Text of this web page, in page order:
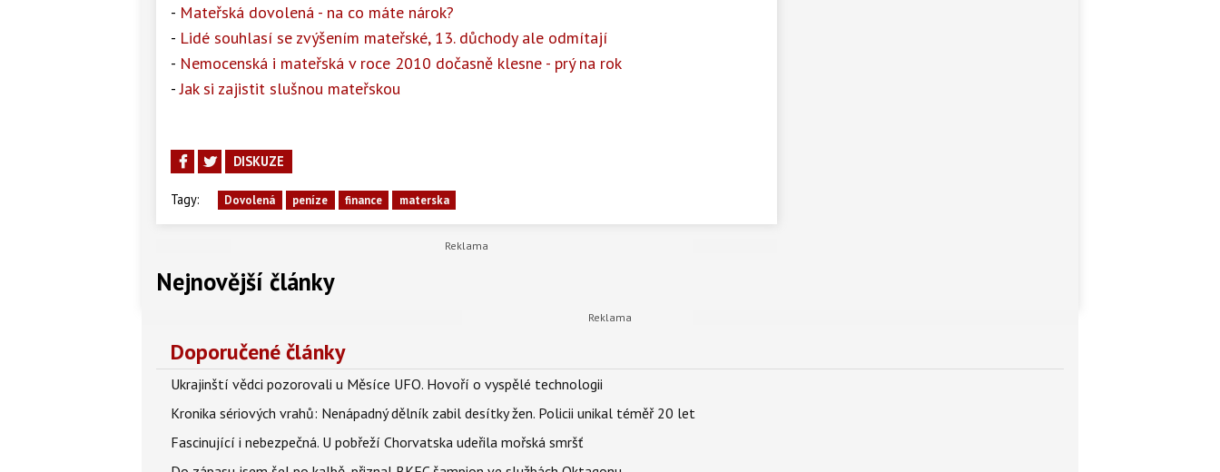
- Mateřská dovolená - na co máte nárok?
- Lidé souhlasí se zvýšením mateřské, 13. důchody ale odmítají
- Nemocenská i mateřská v roce 2010 dočasně klesne - prý na rok
-Jak si zajistit slušnou mateřskou
DISKUZE
Tagy: Dovolená peníze finance materska
Nejnovější články
Doporučené články
Ukrajinští vědci pozorovali u Měsíce UFO. Hovoří o vyspělé technologii
Kronika sériových vrahů: Nenápadný dělník zabil desítky žen. Policii unikal téměř 20 let
Fascinující i nebezpečná. U pobřeží Chorvatska udeřila mořská smršť